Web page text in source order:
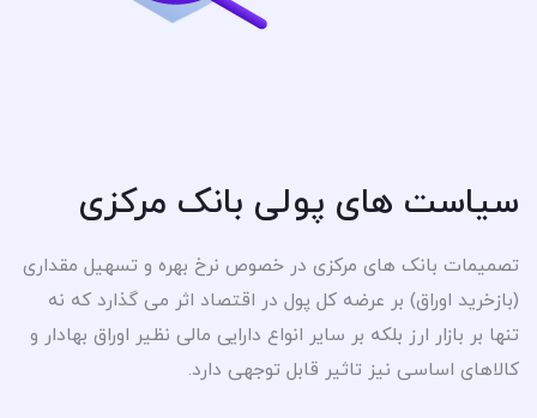
سیاست های پولی بانک مرکزی
تصمیمات بانک های مرکزی در خصوص نرخ بهره و تسهیل مقداری
(بازخرید اوراق) بر عرضه کل پول در اقتصاد اثر می گذارد که نه
تنها بر بازار ارز بلکه بر سایر انواع دارایی مالی نظیر اوراق بهادار و
کالاهای اساسی نیز تاثیر قابل توجهی دارد.